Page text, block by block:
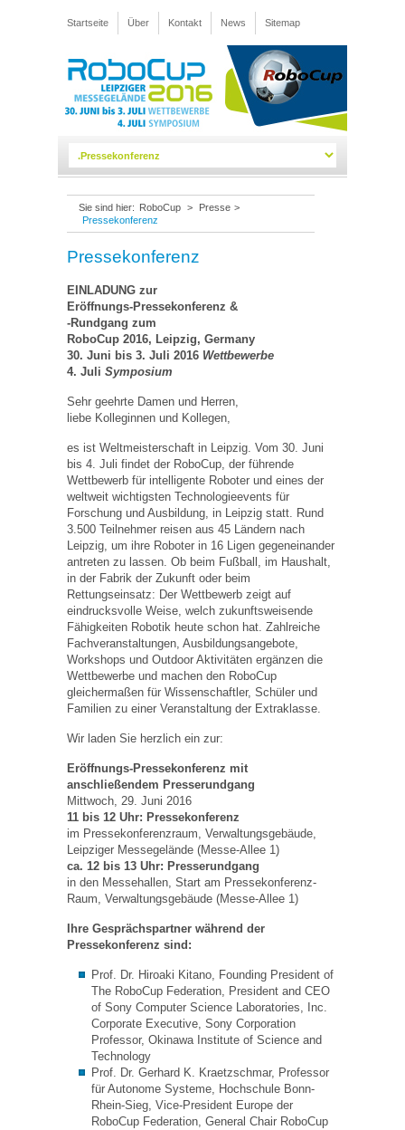
Startseite Über Kontakt News Sitemap
Sie sind hier: RoboCup > Presse >
Pressekonferenz
Pressekonferenz
EINLADUNG zur
Eröffnungs-Pressekonferenz &
-Rundgang zum
RoboCup 2016, Leipzig, Germany
30. Juni bis 3. Juli 2016 Wettbewerbe
4. Juli Symposium
Sehr geehrte Damen und Herren,
liebe Kolleginnen und Kollegen,
es ist Weltmeisterschaft in Leipzig. Vom 30. Juni
bis 4. Juli findet der RoboCup, der führende
Wettbewerb für intelligente Roboter und eines der
weltweit wichtigsten Technologieevents für
Forschung und Ausbildung, in Leipzig statt. Rund
3.500 Teilnehmer reisen aus 45 Ländern nach
Leipzig, um ihre Roboter in 16 Ligen gegeneinander
antreten zu lassen. Ob beim Fußball, im Haushalt,
in der Fabrik der Zukunft oder beim
Rettungseinsatz: Der Wettbewerb zeigt auf
eindrucksvolle Weise, welch zukunftsweisende
Fähigkeiten Robotik heute schon hat. Zahlreiche
Fachveranstaltungen, Ausbildungsangebote,
Workshops und Outdoor Aktivitäten ergänzen die
Wettbewerbe und machen den RoboCup
gleichermaßen für Wissenschaftler, Schüler und
Familien zu einer Veranstaltung der Extraklasse.
Wir laden Sie herzlich ein zur:
Eröffnungs-Pressekonferenz mit
anschließendem Presserundgang
Mittwoch, 29. Juni 2016
11 bis 12 Uhr: Pressekonferenz
im Pressekonferenzraum, Verwaltungsgebäude,
Leipziger Messegelände (Messe-Allee 1)
ca. 12 bis 13 Uhr: Presserundgang
in den Messehallen, Start am Pressekonferenz-
Raum, Verwaltungsgebäude (Messe-Allee 1)
Ihre Gesprächspartner während der
Pressekonferenz sind:
Prof. Dr. Hiroaki Kitano, Founding President of
The RoboCup Federation, President and CEO
of Sony Computer Science Laboratories, Inc.
Corporate Executive, Sony Corporation
Professor, Okinawa Institute of Science and
Technology
Prof. Dr. Gerhard K. Kraetzschmar, Professor
für Autonome Systeme, Hochschule Bonn-
Rhein-Sieg, Vice-President Europe der
RoboCup Federation, General Chair RoboCup